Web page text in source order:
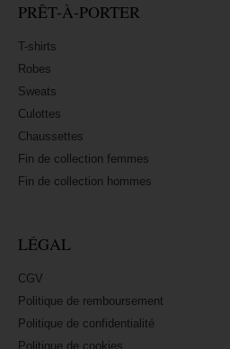
PRÊT-À-PORTER
T-shirts
Robes
Sweats
Culottes
Chaussettes
Fin de collection femmes
Fin de collection hommes
LÉGAL
CGV
Politique de remboursement
Politique de confidentialité
Politique de cookies